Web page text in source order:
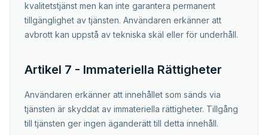
kvalitetstjänst men kan inte garantera permanent
tillgänglighet av tjänsten. Användaren erkänner att
avbrott kan uppstå av tekniska skäl eller för underhåll.
Artikel 7 - Immateriella Rättigheter
Användaren erkänner att innehållet som sänds via
tjänsten är skyddat av immateriella rättigheter. Tillgång
till tjänsten ger ingen äganderätt till detta innehåll.